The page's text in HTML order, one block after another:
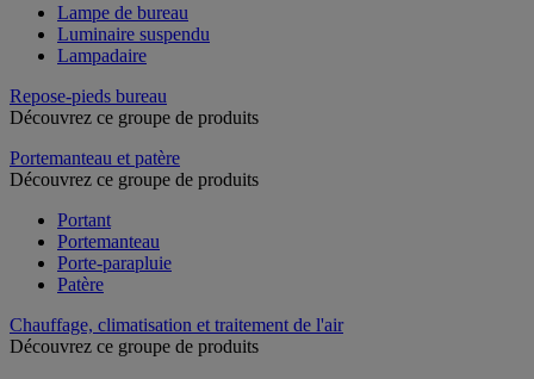
Lampe de bureau
Luminaire suspendu
Lampadaire
Repose-pieds bureau
Découvrez ce groupe de produits
Portemanteau et patère
Découvrez ce groupe de produits
Portant
Portemanteau
Porte-parapluie
Patère
Chauffage, climatisation et traitement de l'air
Découvrez ce groupe de produits